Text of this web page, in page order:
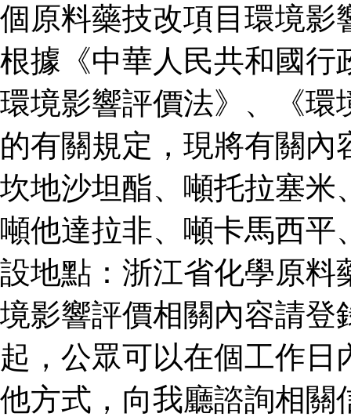
個原料藥技改項目環境影
根據《中華人民共和國行
環境影響評價法》、《環
的有關規定，現將有關
坎地沙坦酯、噸托拉塞米
噸他達拉非、噸卡馬西平
設地點：浙江省化學原料
境影響評價相關內容請登
起，公眾可以在個工作
他方式，向我廳諮詢相關